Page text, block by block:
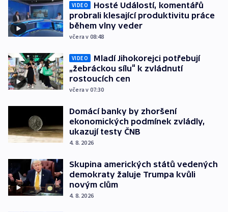
VIDEO
Hosté Událostí, komentářů
probrali klesající produktivitu práce
během vlny veder
včera v 08:48
VIDEO
Mladí Jihokorejci potřebují
„žebráckou sílu“ k zvládnutí
rostoucích cen
včera v 07:30
Domácí banky by zhoršení
ekonomických podmínek zvládly,
ukazují testy ČNB
4. 8. 2026
Skupina amerických států vedených
demokraty žaluje Trumpa kvůli
novým clům
4. 8. 2026